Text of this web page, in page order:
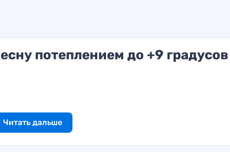
потеплением до +9 градусов
Читать дальше